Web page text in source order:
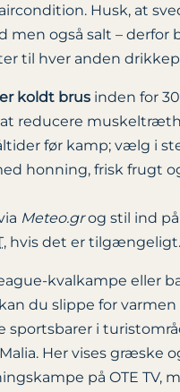
Husk, at
men også salt – derfor
til hver anden
koldt brus inden for
reducere
før kamp; vælg i
honning, frisk frugt
Meteo.grog stil ind på
, hvis det er tilgængeligt.
kvalkampe eller
du slippe for varmen
sportsbarer i
Her vises græske
på OTE TV,